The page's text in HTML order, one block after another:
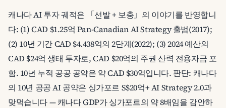
캐나다 AI 투자 궤적은 「선발 + 보충」의 이야기를 반영합니
다: (1) CAD $1.25억 Pan-Canadian AI Strategy 출범(2017);
(2) 10년 기간 CAD $4.438억의 2단계(2022); (3) 2024 예산의
CAD $24억 생태 투자로, CAD $20억의 주권 산력 전용자금 포
함. 10년 누적 공공 공약은 약 CAD $30억입니다. 판단: 캐나다
의 10년 공공 AI 공약은 싱가포르 S$20억+ AI Strategy 2.0과
맞먹습니다 — 캐나다 GDP가 싱가포르의 약 8배임을 감안하